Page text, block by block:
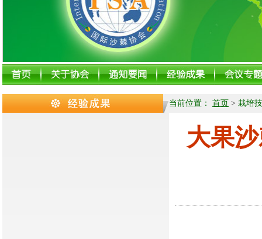
当前位置： 首页 > 栽培
大果